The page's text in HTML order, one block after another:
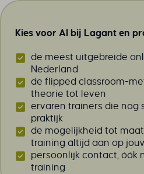
Kies voor AI bij Lagant en
de meest uitgebreide
Nederland
de flipped classroom-
theorie tot leven
ervaren trainers die nog
praktijk
de mogelijkheid tot
training áltijd aan op
persoonlijk contact, óók
training